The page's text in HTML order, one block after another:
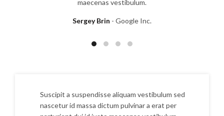
a suspendisse aliquam vestibulum sed
id massa dictum pulvinar a erat per